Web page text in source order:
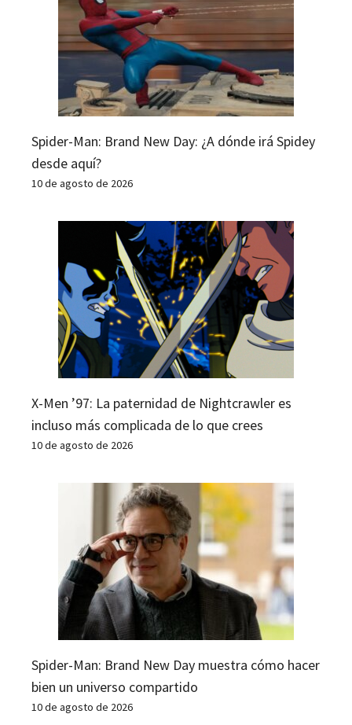
Spider-Man: Brand New Day: ¿A dónde irá Spidey
desde aquí?
10 de agosto de 2026
X-Men ’97: La paternidad de Nightcrawler es
incluso más complicada de lo que crees
10 de agosto de 2026
Spider-Man: Brand New Day muestra cómo hacer
bien un universo compartido
10 de agosto de 2026